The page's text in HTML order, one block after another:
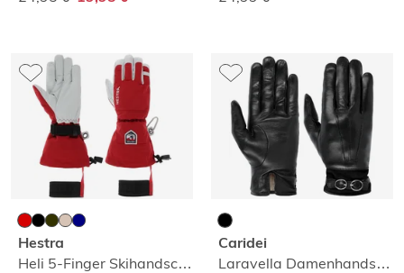
Hestra
Heli 5-Finger Skihandschuhe
Caridei
Laravella Damenhandschuhe